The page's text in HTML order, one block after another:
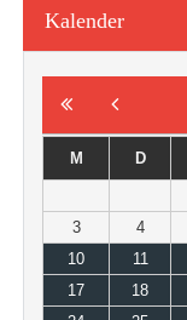
Kalender
M D
3
4
10
11
17
18